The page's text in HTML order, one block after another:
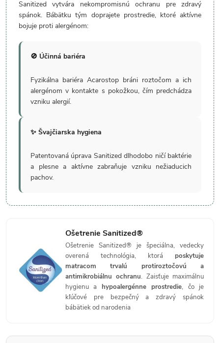
Sanitized vytvára nekompromisnú ochranu pre zdravý
spánok. Bábätku tým doprajete prostredie, ktoré aktívne
bojuje proti alergénom:
🚫 Účinná bariéra
Fyzikálna bariéra Acarostop bráni roztočom a ich
alergénom v kontakte s pokožkou, čím predchádza
vzniku alergií.
✨ Švajčiarska hygiena
Patentovaná úprava Sanitized dlhodobo ničí baktérie
a plesne a aktívne zabraňuje vzniku nežiaducich
pachov.
Ošetrenie Sanitized®
Ošetrenie Sanitized® je špeciálna, vedecky
overená technológia, ktorá poskytuje
matracom trvalú protiroztočovú a
antimikrobiálnu ochranu. Zaisťuje maximálnu
hygienu a hypoalergénne prostredie, čo je
kľúčové pre bezpečný a zdravý spánok
bábätiek od narodenia